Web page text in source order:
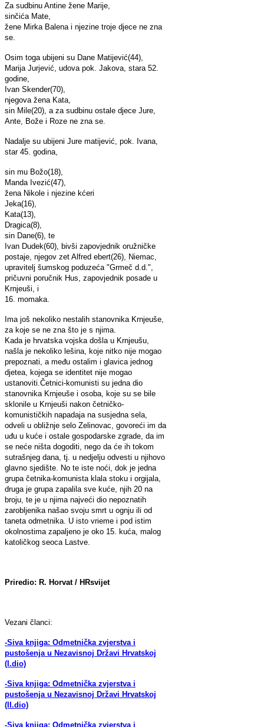
Za sudbinu Antine žene Marije,
sinčića Mate,
žene Mirka Balena i njezine troje djece ne zna
se.
Osim toga ubijeni su Dane Matijević(44),
Marija Jurjević, udova pok. Jakova, stara 52.
godine,
Ivan Skender(70),
njegova žena Kata,
sin Mile(20), a za sudbinu ostale djece Jure,
Ante, Bože i Roze ne zna se.
Nadalje su ubijeni Jure matijević, pok. Ivana,
star 45. godina,
sin mu Božo(18),
Manda Ivezić(47),
žena Nikole i njezine kćeri
Jeka(16),
Kata(13),
Dragica(8),
sin Dane(6), te
Ivan Dudek(60), bivši zapovjednik oružničke
postaje, njegov zet Alfred ebert(26), Niemac,
upravitelj šumskog poduzeća "Grmeč d.d.",
pričuvni poručnik Hus, zapovjednik posade u
Krnjeuši, i
16. momaka.
Ima još nekoliko nestalih stanovnika Krnjeuše,
za koje se ne zna što je s njima.
Kada je hrvatska vojska došla u Krnjeušu,
našla je nekoliko lešina, koje nitko nije mogao
prepoznati, a među ostalim i glavica jednog
djetea, kojega se identitet nije mogao
ustanoviti. Četnici-komunisti su jedna dio
stanovnika Krnjeuše i osoba, koje su se bile
sklonile u Krnjeuši nakon četničko-
komunističkih napadaja na susjedna sela,
odveli u obližnje selo Zelinovac, govoreći im da
uđu u kuće i ostale gospodarske zgrade, da im
se neće ništa dogoditi, nego da će ih tokom
sutrašnjeg dana, tj. u nedjelju odvesti u njihovo
glavno sjedište. No te iste noći, dok je jedna
grupa četnika-komunista klala stoku i orgijala,
druga je grupa zapalila sve kuće, njih 20 na
broju, te je u njima najveći dio nepoznatih
zarobljenika našao svoju smrt u ognju ili od
taneta odmetnika. U isto vrieme i pod istim
okolnostima zapaljeno je oko 15. kuća, malog
katoličkog seoca Lastve.
Priredio: R. Horvat / HRsvijet
Vezani članci:
-Siva knjiga: Odmetnička zvjerstva i
pustošenja u Nezavisnoj Državi Hrvatskoj
(I.dio)
-Siva knjiga: Odmetnička zvjerstva i
pustošenja u Nezavisnoj Državi Hrvatskoj
(II.dio)
-Siva knjiga: Odmetnička zvjerstva i